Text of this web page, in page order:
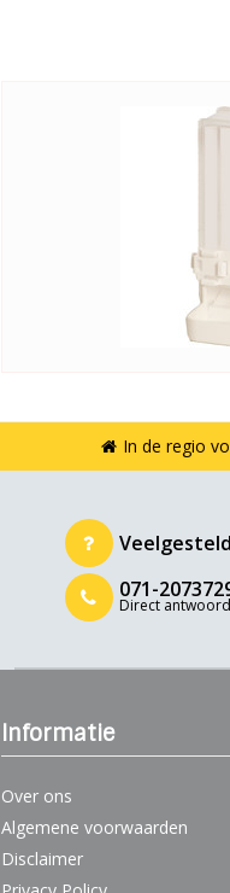
In de regio
071-
Direct antwoord
Informatie
Over ons
Algemene voorwaarden
Disclaimer